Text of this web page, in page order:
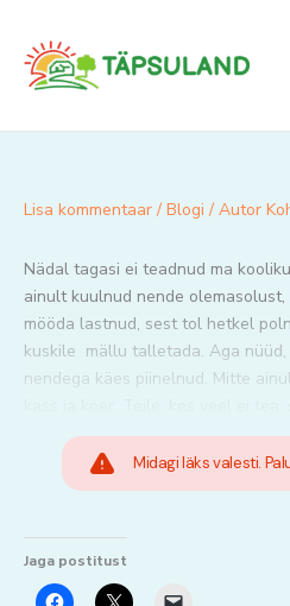
content
Lisa kommentaar / Blogi / Autor
Nädal tagasi ei teadnud ma
ainult kuulnud nende
mööda lastnud, sest tol hetkel
kuskile mällu talletada. Aga
nendega käes piinelnud. Mitte
Midagi läks valesti.
Jaga postitust